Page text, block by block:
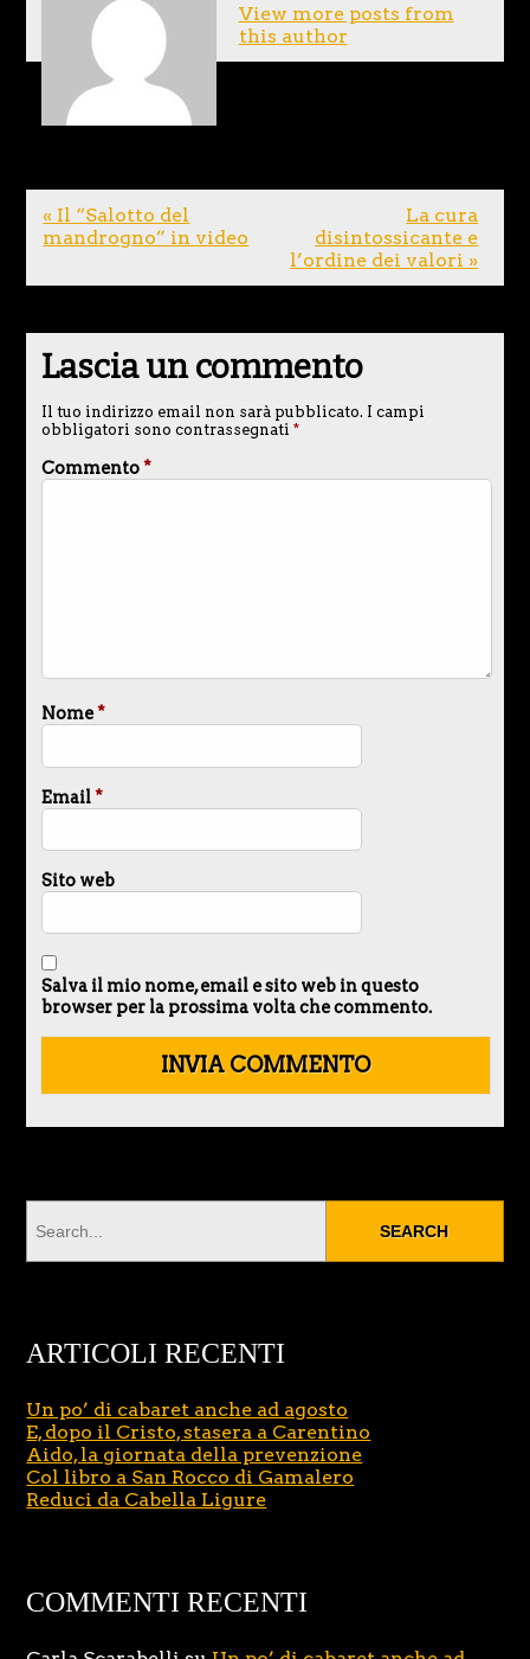
View more posts from
this author
« Il “Salotto del
mandrogno” in video
La cura
disintossicante e
l’ordine dei valori »
Lascia un commento
Il tuo indirizzo email non sarà pubblicato. I campi
obbligatori sono contrassegnati *
Commento*
Nome*
Email*
Sito web
Salva il mio nome, email e sito web in questo
browser per la prossima volta che commento.
ARTICOLI RECENTI
Un po’ di cabaret anche ad agosto
E, dopo il Cristo, stasera a Carentino
Aido, la giornata della prevenzione
Col libro a San Rocco di Gamalero
Reduci da Cabella Ligure
COMMENTI RECENTI